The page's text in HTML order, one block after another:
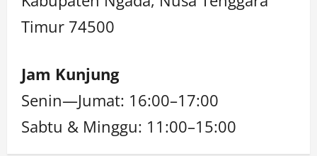
Timur 74500
Jam Kunjung
Senin—Jumat: 16:00–17:00
Sabtu & Minggu: 11:00–15:00